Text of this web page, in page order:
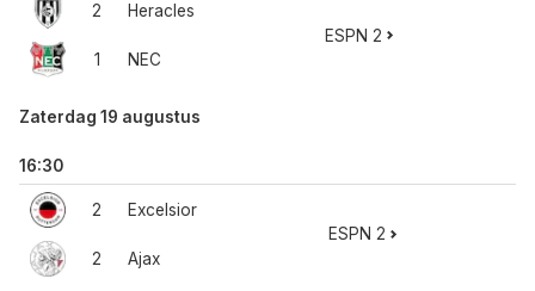
2
1
Heracles
NEC
ESPN 2
Zaterdag 19 augustus
16:30
2
2
Excelsior
Ajax
ESPN 2